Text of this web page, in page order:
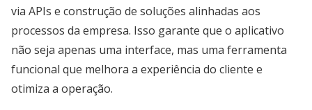
via APIs e construção de soluções alinhadas aos
processos da empresa. Isso garante que o aplicativo
não seja apenas uma interface, mas uma ferramenta
funcional que melhora a experiência do cliente e
otimiza a operação.